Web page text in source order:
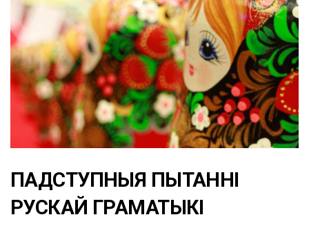
ПАДСТУПНЫЯ ПЫТАННІ
РУСКАЙ ГРАМАТЫКІ